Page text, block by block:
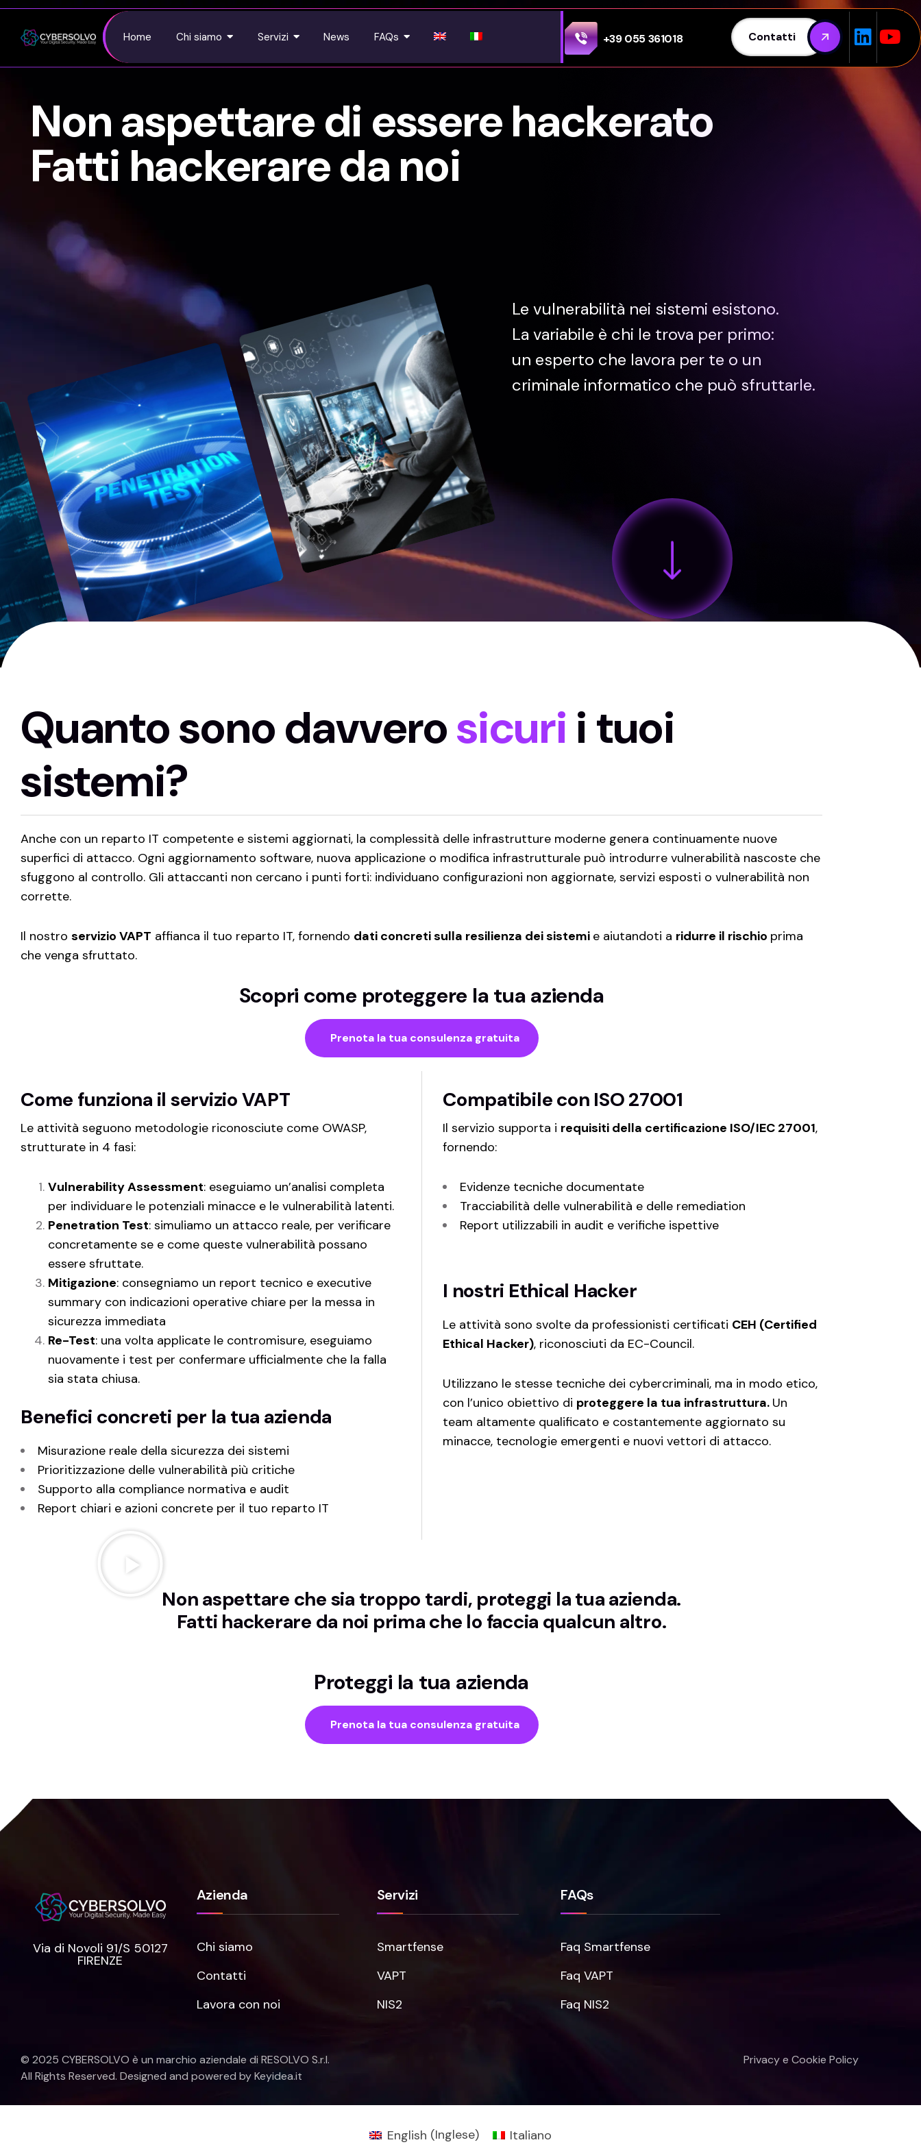
Home Chi siamo Servizi News FAQs +39 055 361018 Contatti
Non aspettare di essere hackerato
Fatti hackerare da noi
Le vulnerabilità nei sistemi esistono.
La variabile è chi le trova per primo:
un esperto che lavora per te o un
criminale informatico che può sfruttarle.
Quanto sono davverosicuri i tuoi
sistemi?
Anche con un reparto IT competente e sistemi aggiornati, la complessità delle infrastrutture moderne genera continuamente nuove
superfici di attacco. Ogni aggiornamento software, nuova applicazione o modifica infrastrutturale può introdurre vulnerabilità nascoste che
sfuggono al controllo. Gli attaccanti non cercano i punti forti: individuano configurazioni non aggiornate, servizi esposti o vulnerabilità non
corrette.
Il nostro servizio VAPT affianca il tuo reparto IT, fornendo dati concreti sulla resilienza dei sistemi e aiutandoti a ridurre il rischio prima
che venga sfruttato.
Scopri come proteggere la tua azienda
Prenota la tua consulenza gratuita
Come funziona il servizio VAPT
Le attività seguono metodologie riconosciute come OWASP,
strutturate in 4 fasi:
Vulnerability Assessment: eseguiamo un’analisi completa
per individuare le potenziali minacce e le vulnerabilità latenti.
Penetration Test: simuliamo un attacco reale, per verificare
concretamente se e come queste vulnerabilità possano
essere sfruttate.
Mitigazione: consegniamo un report tecnico e executive
summary con indicazioni operative chiare per la messa in
sicurezza immediata
Re-Test: una volta applicate le contromisure, eseguiamo
nuovamente i test per confermare ufficialmente che la falla
sia stata chiusa.
Benefici concreti per la tua azienda
Misurazione reale della sicurezza dei sistemi
Prioritizzazione delle vulnerabilità più critiche
Supporto alla compliance normativa e audit
Report chiari e azioni concrete per il tuo reparto IT
Compatibile con ISO 27001
Il servizio supporta i requisiti della certificazione ISO/IEC 27001,
fornendo:
Evidenze tecniche documentate
Tracciabilità delle vulnerabilità e delle remediation
Report utilizzabili in audit e verifiche ispettive
I nostri Ethical Hacker
Le attività sono svolte da professionisti certificati CEH (Certified
Ethical Hacker), riconosciuti da EC-Council.
Utilizzano le stesse tecniche dei cybercriminali, ma in modo etico,
con l’unico obiettivo di proteggere la tua infrastruttura. Un
team altamente qualificato e costantemente aggiornato su
minacce, tecnologie emergenti e nuovi vettori di attacco.
Non aspettare che sia troppo tardi, proteggi la tua azienda.
Fatti hackerare da noi prima che lo faccia qualcun altro.
Proteggi la tua azienda
Prenota la tua consulenza gratuita
Via di Novoli 91/S 50127
FIRENZE
Azienda
Chi siamo
Contatti
Lavora con noi
Servizi
Smartfense
VAPT
NIS2
FAQs
Faq Smartfense
Faq VAPT
Faq NIS2
© 2025 CYBERSOLVO è un marchio aziendale di RESOLVO S.r.l.
All Rights Reserved. Designed and powered by Keyidea.it
Privacy e Cookie Policy
English (Inglese) Italiano